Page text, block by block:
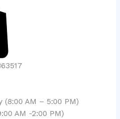
AM – 5:00 PM)
AM -2:00 PM)